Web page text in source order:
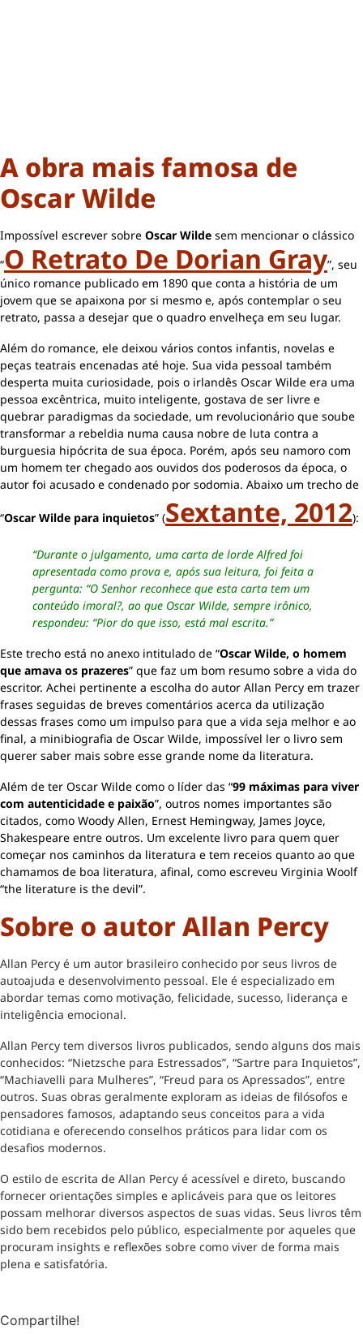
A obra mais famosa de
Oscar Wilde
Impossível escrever sobre Oscar Wilde sem mencionar o clássico
“O Retrato De Dorian Gray”, seu
único romance publicado em 1890 que conta a história de um
jovem que se apaixona por si mesmo e, após contemplar o seu
retrato, passa a desejar que o quadro envelheça em seu lugar.
Além do romance, ele deixou vários contos infantis, novelas e
peças teatrais encenadas até hoje. Sua vida pessoal também
desperta muita curiosidade, pois o irlandês Oscar Wilde era uma
pessoa excêntrica, muito inteligente, gostava de ser livre e
quebrar paradigmas da sociedade, um revolucionário que soube
transformar a rebeldia numa causa nobre de luta contra a
burguesia hipócrita de sua época. Porém, após seu namoro com
um homem ter chegado aos ouvidos dos poderosos da época, o
autor foi acusado e condenado por sodomia. Abaixo um trecho de
“Oscar Wilde para inquietos” (Sextante, 2012):
“Durante o julgamento, uma carta de lorde Alfred foi
apresentada como prova e, após sua leitura, foi feita a
pergunta: “O Senhor reconhece que esta carta tem um
conteúdo imoral?, ao que Oscar Wilde, sempre irônico,
respondeu: “Pior do que isso, está mal escrita.”
Este trecho está no anexo intitulado de “Oscar Wilde, o homem
que amava os prazeres” que faz um bom resumo sobre a vida do
escritor. Achei pertinente a escolha do autor Allan Percy em trazer
frases seguidas de breves comentários acerca da utilização
dessas frases como um impulso para que a vida seja melhor e ao
final, a minibiografia de Oscar Wilde, impossível ler o livro sem
querer saber mais sobre esse grande nome da literatura.
Além de ter Oscar Wilde como o líder das “99 máximas para viver
com autenticidade e paixão”, outros nomes importantes são
citados, como Woody Allen, Ernest Hemingway, James Joyce,
Shakespeare entre outros. Um excelente livro para quem quer
começar nos caminhos da literatura e tem receios quanto ao que
chamamos de boa literatura, afinal, como escreveu Virginia Woolf
“the literature is the devil”.
Sobre o autor Allan Percy
Allan Percy é um autor brasileiro conhecido por seus livros de
autoajuda e desenvolvimento pessoal. Ele é especializado em
abordar temas como motivação, felicidade, sucesso, liderança e
inteligência emocional.
Allan Percy tem diversos livros publicados, sendo alguns dos mais
conhecidos: “Nietzsche para Estressados”, “Sartre para Inquietos”,
“Machiavelli para Mulheres”, “Freud para os Apressados”, entre
outros. Suas obras geralmente exploram as ideias de filósofos e
pensadores famosos, adaptando seus conceitos para a vida
cotidiana e oferecendo conselhos práticos para lidar com os
desafios modernos.
O estilo de escrita de Allan Percy é acessível e direto, buscando
fornecer orientações simples e aplicáveis para que os leitores
possam melhorar diversos aspectos de suas vidas. Seus livros têm
sido bem recebidos pelo público, especialmente por aqueles que
procuram insights e reflexões sobre como viver de forma mais
plena e satisfatória.
Compartilhe!